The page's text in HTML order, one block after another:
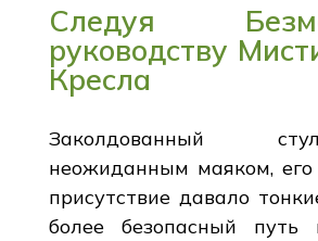
Следуя
руководству
Кресла
Заколдованный
неожиданным маяком, его
присутствие давало
более безопасный путь